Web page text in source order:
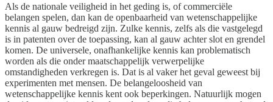
Als de nationale veiligheid in het geding is, of commerciële
belangen spelen, dan kan de openbaarheid van wetenschappelijke
kennis al gauw bedreigd zijn. Zulke kennis, zelfs als die vastgelegd
is in patenten over de toepassing, kan al gauw achter slot en grendel
komen. De universele, onafhankelijke kennis kan problematisch
worden als die onder maatschappelijk verwerpelijke
omstandigheden verkregen is. Dat is al vaker het geval geweest bij
experimenten met mensen. De belangeloosheid van
wetenschappelijke kennis kent ook beperkingen. Natuurlijk mogen